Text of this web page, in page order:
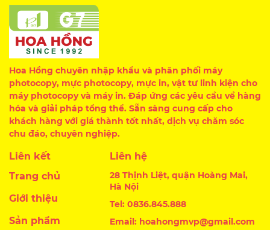
Hoa Hồng chuyên nhập khẩu và phân phối máy
photocopy, mực photocopy, mực in, vật tư linh kiện cho
máy photocopy và máy in. Đáp ứng các yêu cầu về hàng
hóa và giải pháp tổng thể. Sẵn sàng cung cấp cho
khách hàng với giá thành tốt nhất, dịch vụ chăm sóc
chu đáo, chuyên nghiệp.
Liên kết
Trang chủ
Giới thiệu
Sản phẩm
Liên hệ
28 Thịnh Liệt, quận Hoàng Mai,
Hà Nội
Tel: 0836.845.888
Email: hoahongmvp@gmail.com